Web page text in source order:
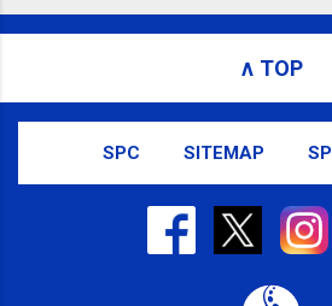
ンディショニング(@SPCstyle) -
Email delivery powered by Google
Amphitheatre Parkway, Mountain
∧ TOP
SPC SITEMAP